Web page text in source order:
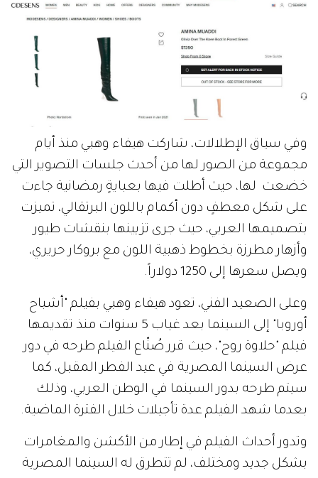
وفي سياق الإطلالات، شاركت هيفاء وهبي منذ أيام
مجموعة من الصور لها من أحدث جلسات التصوير التي
خضعت لها، حيث أطلت فيها بعبايةٍ رمضانية جاءت
على شكل معطفٍ دون أكمام باللون البرتقالي، تميزت
بتصميمها العربي، حيث جرى تزيينها بنقشات طيور
وأزهار مطرزة بخطوط ذهبية اللون مع بروكار حريري،
ويصل سعرها إلى 1250 دولاراً.
وعلى الصعيد الفني، تعود هيفاء وهبي بفيلم "أشباح
أوروبا" إلى السينما بعد غياب 5 سنوات منذ تقديمها
فيلم "حلاوة روح"، حيث قرر صُنّاع الفيلم طرحه في دور
عرض السينما المصرية في عيد الفطر المقبل، كما
سيتم طرحه بدور السينما في الوطن العربي، وذلك
بعدما شهد الفيلم عدة تأجيلات خلال الفترة الماضية.
وتدور أحداث الفيلم في إطار من الأكشن والمغامرات
بشكل جديد ومختلف، لم تتطرق له السينما المصرية